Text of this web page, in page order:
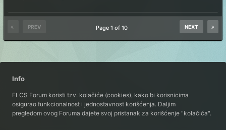
PREV NEXT
Page 1 of 10
Info
FLCS Forum koristi tzv. kolačiće (cookies), kako bi korisnicima
osigurao funkcionalnost i jednostavnost korišćenja. Daljim
pregledom ovog Foruma dajete svoj pristanak za korišćenje "kolačića".